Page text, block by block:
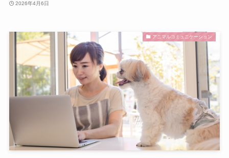
2026年4月6日
アニマルコミュニケーション